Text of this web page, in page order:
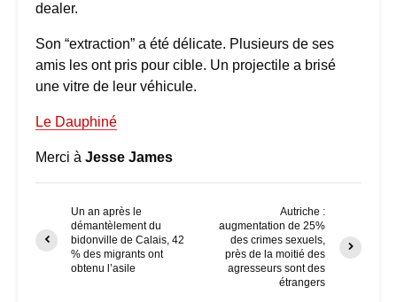
dealer.
Son “extraction” a été délicate. Plusieurs de ses
amis les ont pris pour cible. Un projectile a brisé
une vitre de leur véhicule.
Le Dauphiné
Merci à Jesse James
Un an après le
démantèlement du
bidonville de Calais, 42
% des migrants ont
obtenu l’asile
Autriche :
augmentation de 25%
des crimes sexuels,
près de la moitié des
agresseurs sont des
étrangers